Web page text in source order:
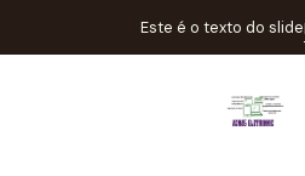
Este é o texto do slide
Películas Película Hidrogel
|